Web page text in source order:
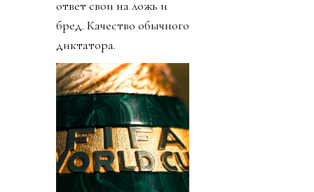
ответ свои на ложь и
бред. Качество обычного
диктатора.